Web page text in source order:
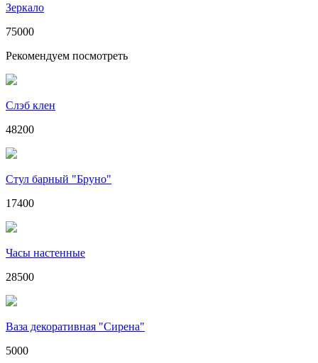
Зеркало
75000
Рекомендуем посмотреть
Слэб клен
48200
Стул барный "Бруно"
17400
Часы настенные
28500
Ваза декоративная "Сирена"
5000